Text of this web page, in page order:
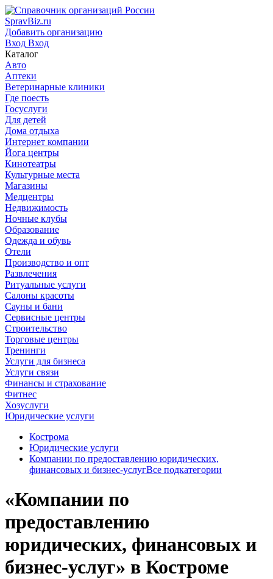
SpravBiz.ru
Добавить организацию
Вход Вход
Каталог
Авто
Аптеки
Ветеринарные клиники
Где поесть
Госуслуги
Для детей
Дома отдыха
Интернет компании
Йога центры
Кинотеатры
Культурные места
Магазины
Медцентры
Недвижимость
Ночные клубы
Образование
Одежда и обувь
Отели
Производство и опт
Развлечения
Ритуальные услуги
Салоны красоты
Сауны и бани
Сервисные центры
Строительство
Торговые центры
Тренинги
Услуги для бизнеса
Услуги связи
Финансы и страхование
Фитнес
Хозуслуги
Юридические услуги
Кострома
Юридические услуги
Компании по предоставлению юридических,
финансовых и бизнес-услугВсе подкатегории
«Компании по
предоставлению
юридических, финансовых и
бизнес-услуг» в Костроме